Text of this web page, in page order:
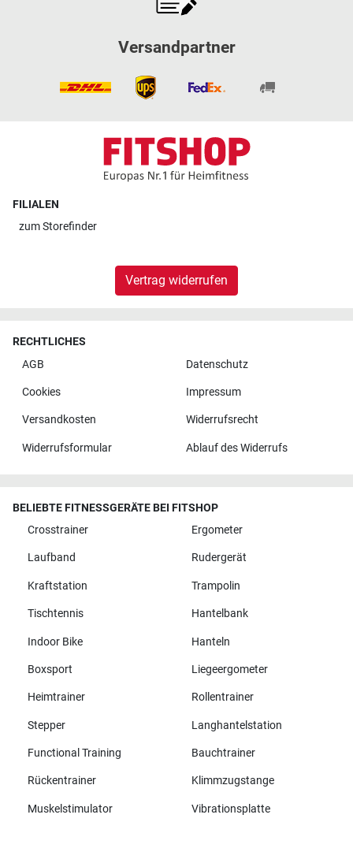
Versandpartner
FILIALEN
zumStorefinder
Vertrag widerrufen
RECHTLICHES
AGB
Datenschutz
Cookies Impressum
Versandkosten Widerrufsrecht
Widerrufsformular Ablauf des Widerrufs
BELIEBTE FITNESSGERÄTE BEI FITSHOP
Crosstrainer
Ergometer
Laufband Rudergerät
Kraftstation Trampolin
Tischtennis Hantelbank
Indoor Bike Hanteln
Boxsport Liegeergometer
Heimtrainer Rollentrainer
Stepper Langhantelstation
Functional Training Bauchtrainer
Rückentrainer Klimmzugstange
Muskelstimulator Vibrationsplatte